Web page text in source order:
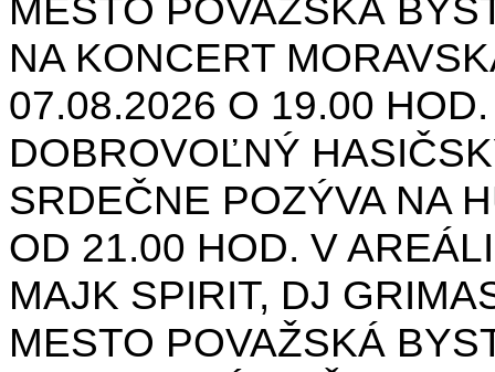
MESTO POVAŽSKÁ
NA KONCERT
07.08.2026 O 19.00
DOBROVOĽNÝ
SRDEČNE POZÝVA NA
OD 21.00 HOD. V
MAJK SPIRIT, DJ
MESTO POVAŽSKÁ